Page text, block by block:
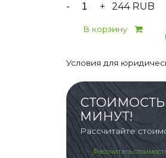
-
+ 244 RUB
В корзину
Условия для
СТОИМОСТЬ
МИНУТ!
Рассчитайте
Рассчитать